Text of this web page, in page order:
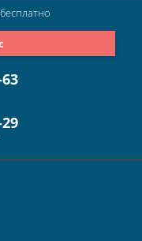
бесплатно